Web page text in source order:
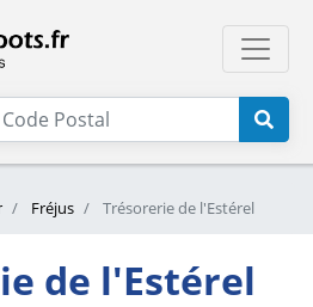
Fréjus Trésorerie de l'Estérel
de l'Estérel